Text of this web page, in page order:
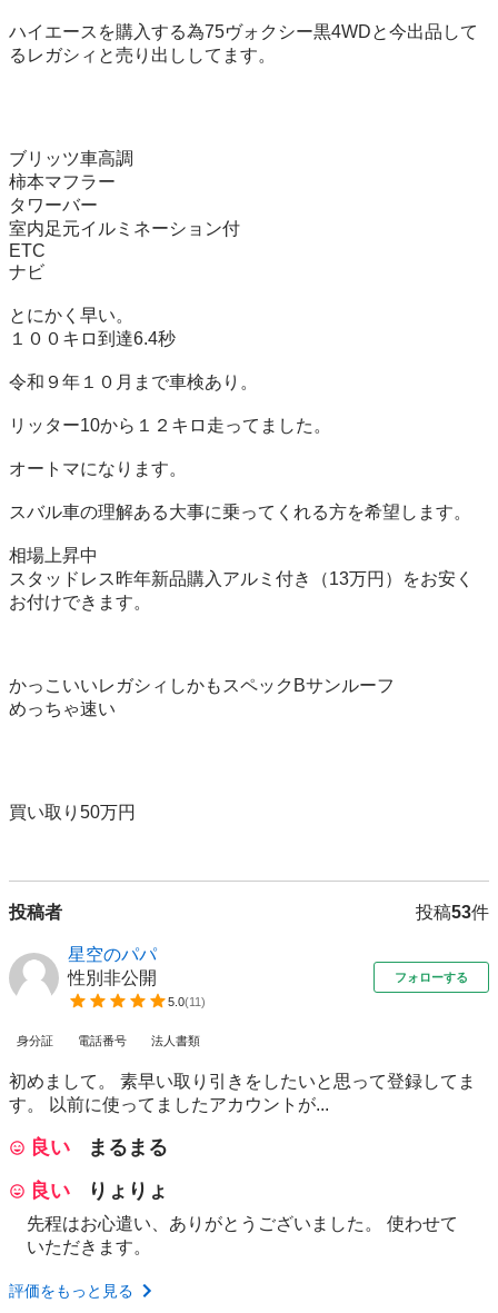
ハイエースを購入する為75ヴォクシー黒4WDと今出品して
るレガシィと売り出ししてます。
ブリッツ車高調
柿本マフラー
タワーバー
室内足元イルミネーション付
ETC
ナビ
とにかく早い。
１００キロ到達6.4秒
令和９年１０月まで車検あり。
リッター10から１２キロ走ってました。
オートマになります。
スバル車の理解ある大事に乗ってくれる方を希望します。
相場上昇中
スタッドレス昨年新品購入アルミ付き（13万円）をお安く
お付けできます。
かっこいいレガシィしかもスペックBサンルーフ
めっちゃ速い
買い取り50万円
投稿者 投稿53件
星空のパパ
性別非公開
5.0(11)
フォローする
身分証 電話番号 法人書類
初めまして。 素早い取り引きをしたいと思って登録してま
す。 以前に使ってましたアカウントが...
良い
まるまる
良い
りょりょ
先程はお心遣い、ありがとうございました。 使わせて
いただきます。
評価をもっと見る